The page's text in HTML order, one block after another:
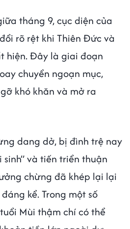
tháng 9, cục diện của
rõ rệt khi Thiên Đức và
hiện. Đây là giai đoạn
chuyển ngoạn mục,
khó khăn và mở ra
dang dở, bị đình trệ nay
và tiến triển thuận
chừng đã khép lại lại
kể. Trong một số
Mùi thậm chí có thể